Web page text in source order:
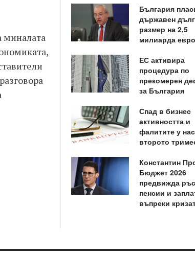
миналата
България
държавен
размер на 2,5
милиарда евро
ЕС активира
процедура по
прекомерен
за България
Спад в бизнес
активността и
фалитите у
второто
Константин
Бюджет 2026
предвижда
пенсии и
въпреки